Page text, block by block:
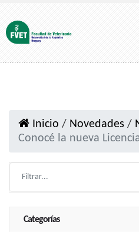
Inicio / Novedades /
Conocé la nueva
Categorías